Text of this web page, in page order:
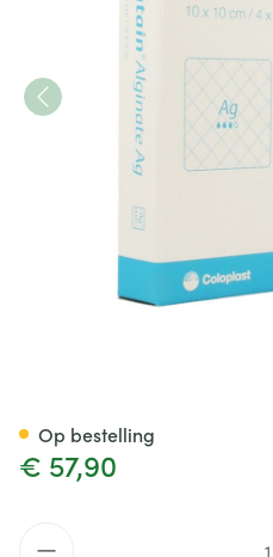
€ 57,90
Op bestelling